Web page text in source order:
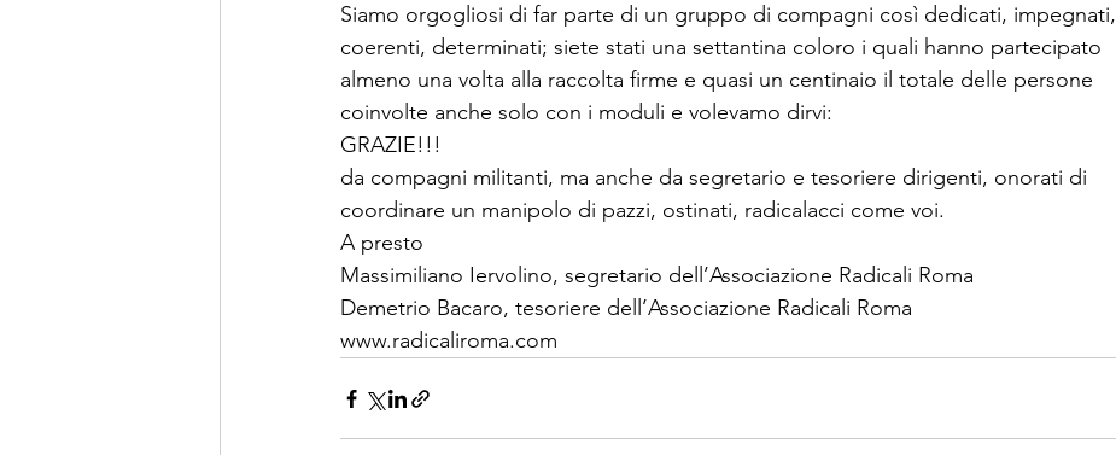
Siamo orgogliosi di far parte di un gruppo di compagni così dedicati, impegnati,
coerenti, determinati; siete stati una settantina coloro i quali hanno partecipato
almeno una volta alla raccolta firme e quasi un centinaio il totale delle persone
coinvolte anche solo con i moduli e volevamo dirvi:
GRAZIE!!!
da compagni militanti, ma anche da segretario e tesoriere dirigenti, onorati di
coordinare un manipolo di pazzi, ostinati, radicalacci come voi.
A presto
Massimiliano Iervolino, segretario dell’Associazione Radicali Roma
Demetrio Bacaro, tesoriere dell’Associazione Radicali Roma
www.radicaliroma.com